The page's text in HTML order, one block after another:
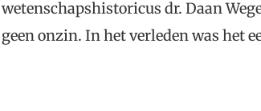
wetenschapshistoricus dr. Daan
geen onzin. In het verleden was het